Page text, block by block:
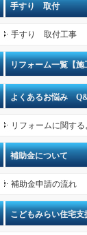
手すり 取付
手すり 取付工事
リフォーム一覧【施
よくあるお悩み
リフォームに関す
補助金について
補助金申請の流れ
こどもみらい住宅